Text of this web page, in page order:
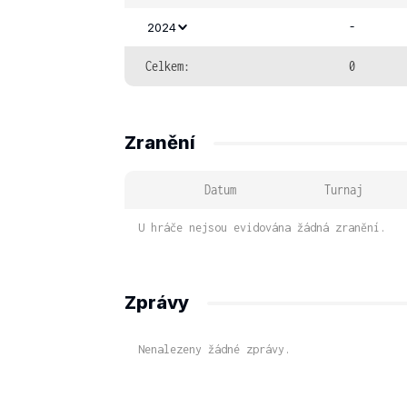
2024 -
Celkem: 0
Zranění
Datum Turnaj
U hráče nejsou evidována žádná zranění.
Zprávy
Nenalezeny žádné zprávy.